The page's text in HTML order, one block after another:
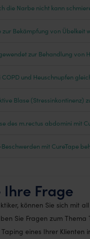
die Narbe nicht kann
zur Bekämpfung von Übelkeit
zur Behandlung von
und Heuschnupfen
Blase (Stressinkontinenz)
des m.rectus abdomini mit
mit CureTape
Ihre Frage
können Sie sich mit
Sie Fragen zum
eines Ihrer Klienten